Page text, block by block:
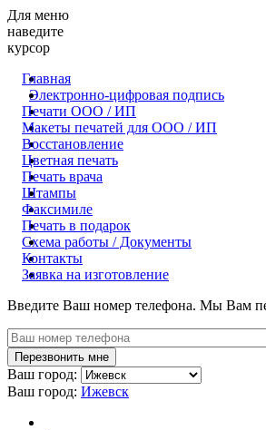
Для меню
наведите
курсор
Главная
Электронно-цифровая подпись
Печати ООО / ИП
Макеты печатей для OOO / ИП
Восстановление
Цветная печать
Печать врача
Штампы
Факсимиле
Печать в подарок
Схема работы / Документы
Контакты
Заявка на изготовление
Введите Ваш номер телефона. Мы Вам
Ваш город:
Ваш город: Ижевск